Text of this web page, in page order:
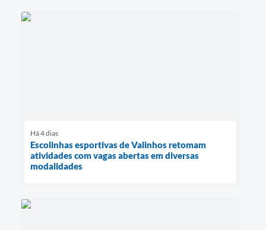
Há 4 dias
Escolinhas esportivas de Valinhos retomam
atividades com vagas abertas em diversas
modalidades